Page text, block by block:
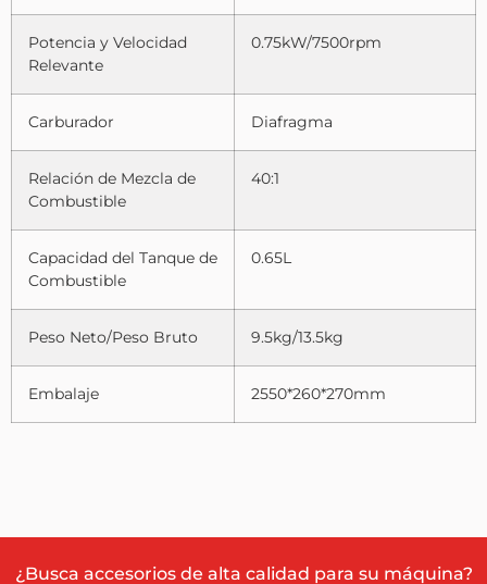
Potencia y Velocidad
Relevante
0.75kW/7500rpm
Carburador Diafragma
Relación de Mezcla de
Combustible
40:1
Capacidad del Tanque de
Combustible
0.65L
Peso Neto/Peso Bruto 9.5kg/13.5kg
Embalaje 2550*260*270mm
¿Busca accesorios de alta calidad para su máquina?